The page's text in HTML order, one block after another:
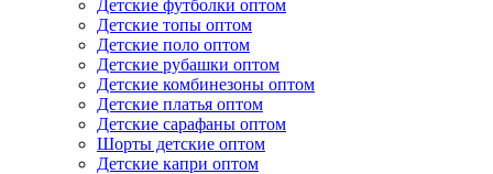
Детские футболки оптом
Детские топы оптом
Детские поло оптом
Детские рубашки оптом
Детские комбинезоны оптом
Детские платья оптом
Детские сарафаны оптом
Шорты детские оптом
Детские капри оптом